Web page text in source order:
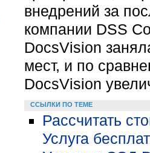
внедрений за
компании DSS
DocsVision
мест, и по
DocsVision
ССЫЛКИ ПО ТЕМЕ
Рассчитать
Услуга